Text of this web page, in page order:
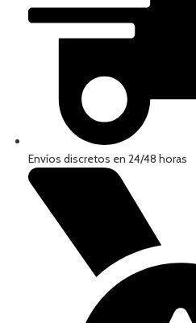
Envíos discretos en 24/48 horas